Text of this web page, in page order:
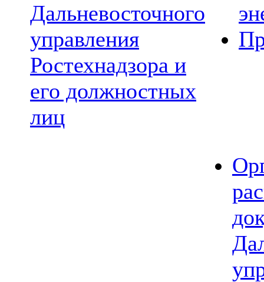
Дальневосточного
управления
Ростехнадзора и
его должностных
лиц